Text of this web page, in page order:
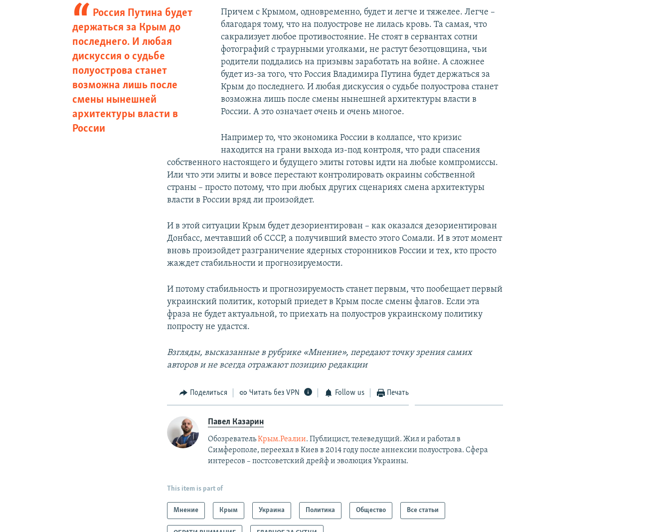
Россия Путина будет
держаться за Крым до
последнего. И любая
дискуссия о судьбе
полуострова станет
возможна лишь после
смены нынешней
архитектуры власти в
России
Причем с Крымом, одновременно, будет и легче и тяжелее. Легче –
благодаря тому, что на полуострове не лилась кровь. Та самая, что
сакрализует любое противостояние. Не стоят в сервантах сотни
фотографий с траурными уголками, не растут безотцовщина, чьи
родители поддались на призывы заработать на войне. А сложнее
будет из-за того, что Россия Владимира Путина будет держаться за
Крым до последнего. И любая дискуссия о судьбе полуострова станет
возможна лишь после смены нынешней архитектуры власти в
России. А это означает очень и очень многое.
Например то, что экономика России в коллапсе, что кризис
находится на грани выхода из-под контроля, что ради спасения
собственного настоящего и будущего элиты готовы идти на любые компромиссы.
Или что эти элиты и вовсе перестают контролировать окраины собственной
страны – просто потому, что при любых других сценариях смена архитектуры
власти в России вряд ли произойдет.
И в этой ситуации Крым будет дезориентирован – как оказался дезориентирован
Донбасс, мечтавший об СССР, а получивший вместо этого Сомали. И в этот момент
вновь произойдет разграничение ядерных сторонников России и тех, кто просто
жаждет стабильности и прогнозируемости.
И потому стабильность и прогнозируемость станет первым, что пообещает первый
украинский политик, который приедет в Крым после смены флагов. Если эта
фраза не будет актуальной, то приехать на полуостров украинскому политику
попросту не удастся.
Взгляды, высказанные в рубрике «Мнение», передают точку зрения самих
авторов и не всегда отражают позицию редакции
Поделиться Читать без VPN Follow us Печать
Павел Казарин
ОбозревательКрым.Реалии. Публицист, телеведущий. Жил и работал в
Симферополе, переехал в Киев в 2014 году после аннексии полуострова. Сфера
интересов – постсоветский дрейф и эволюция Украины.
This item is part of
Мнение Крым Украина Политика Общество Все статьи